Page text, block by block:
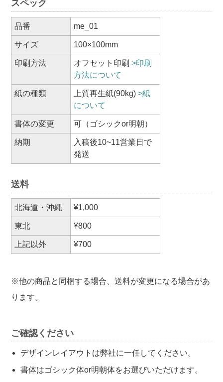
スペック
品番 me_01
サイズ 100×100mm
印刷方法 オフセット印刷 >印刷
方法について
紙の種類 上質再生紙(90kg) >紙
について
書体の変更 可（ゴシックor明朝）
納期
入稿後10~11営業日で
発送
送料
北海道・沖縄 ¥1,000
東北 ¥800
上記以外 ¥700
※他の商品と同梱する場合、送料が変更になる場合があ
ります。
ご確認ください
デザインレイアウトは弊社に一任してください。
書体はゴシック体or明朝体をお選びいただけます。